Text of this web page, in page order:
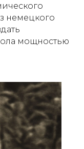
немецкого
мощностью